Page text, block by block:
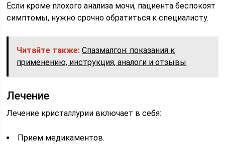
Если кроме плохого анализа мочи, пациента беспокоят
симптомы, нужно срочно обратиться к специалисту.
Читайте также: Спазмалгон: показания к
применению, инструкция, аналоги и отзывы
Лечение
Лечение кристаллурии включает в себя:
Прием медикаментов.